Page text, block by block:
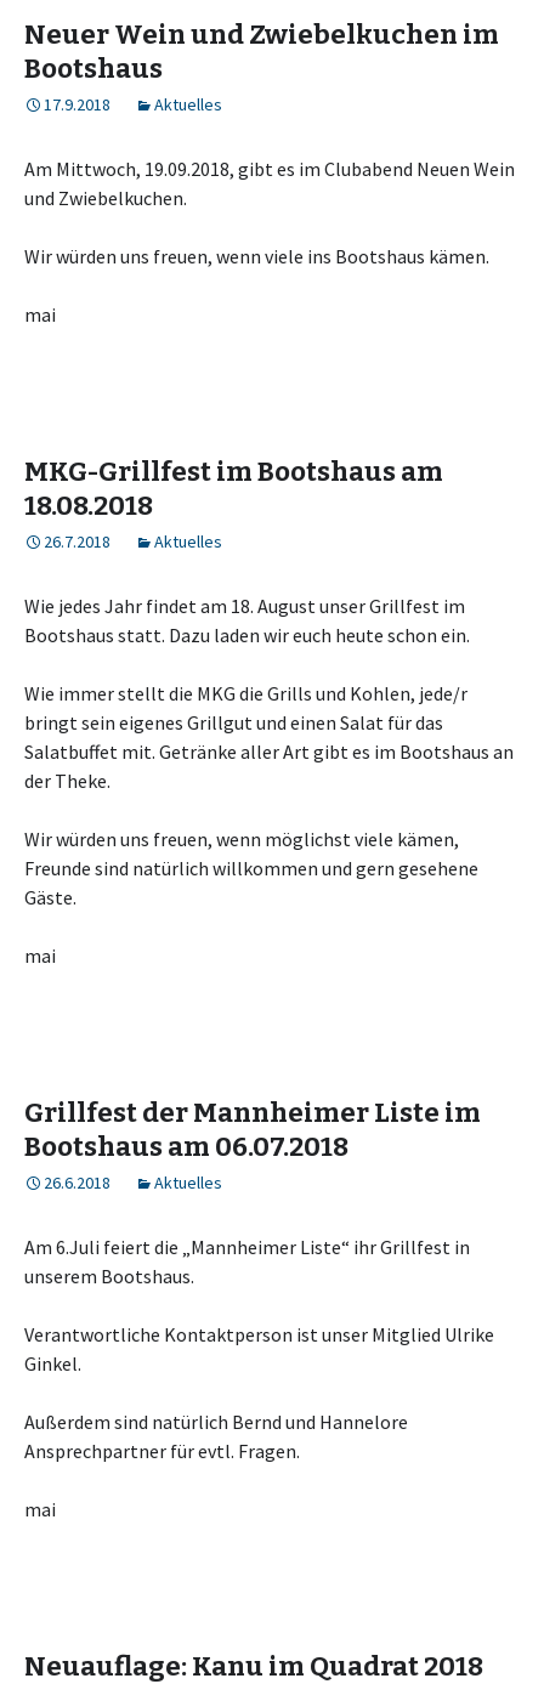
Neuer Wein und Zwiebelkuchen im
Bootshaus
17.9.2018 Aktuelles
Am Mittwoch, 19.09.2018, gibt es im Clubabend Neuen Wein
und Zwiebelkuchen.
Wir würden uns freuen, wenn viele ins Bootshaus kämen.
mai
MKG-Grillfest im Bootshaus am
18.08.2018
26.7.2018 Aktuelles
Wie jedes Jahr findet am 18. August unser Grillfest im
Bootshaus statt. Dazu laden wir euch heute schon ein.
Wie immer stellt die MKG die Grills und Kohlen, jede/r
bringt sein eigenes Grillgut und einen Salat für das
Salatbuffet mit. Getränke aller Art gibt es im Bootshaus an
der Theke.
Wir würden uns freuen, wenn möglichst viele kämen,
Freunde sind natürlich willkommen und gern gesehene
Gäste.
mai
Grillfest der Mannheimer Liste im
Bootshaus am 06.07.2018
26.6.2018 Aktuelles
Am 6.Juli feiert die „Mannheimer Liste“ ihr Grillfest in
unserem Bootshaus.
Verantwortliche Kontaktperson ist unser Mitglied Ulrike
Ginkel.
Außerdem sind natürlich Bernd und Hannelore
Ansprechpartner für evtl. Fragen.
mai
Neuauflage: Kanu im Quadrat 2018